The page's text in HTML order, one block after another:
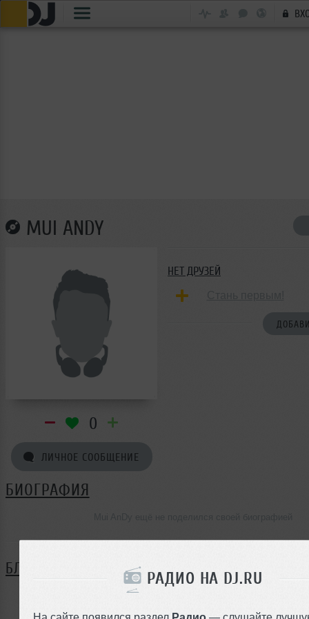
РАДИО НА DJ.RU
На сайте появился раздел Радио — слушайте
MUI ANDY
0
ЛИЧНОЕ СООБЩЕНИЕ
НЕТ ДРУЗЕЙ
БИОГРАФИЯ
БЛОГ